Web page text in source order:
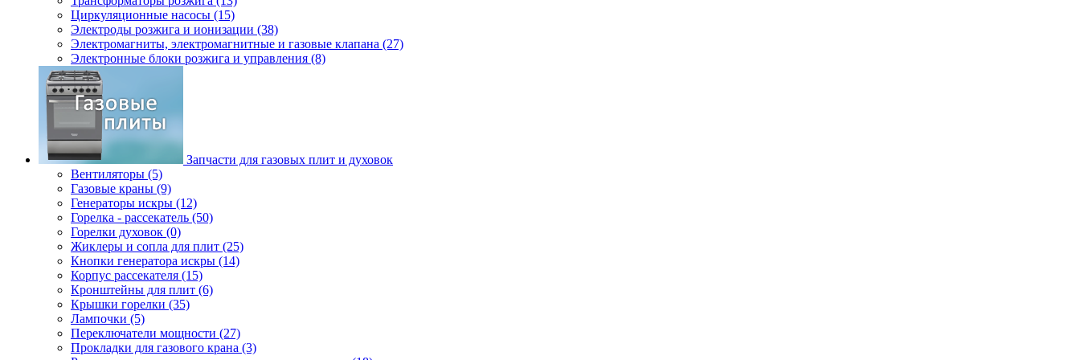
Циркуляционные насосы (15)
Электроды розжига и ионизации (38)
Электромагниты, электромагнитные и газовые клапана (27)
Электронные блоки розжига и управления (8)
Запчасти для газовых плит и духовок
Вентиляторы (5)
Газовые краны (9)
Генераторы искры (12)
Горелка - рассекатель (50)
Горелки духовок (0)
Жиклеры и сопла для плит (25)
Кнопки генератора искры (14)
Корпус рассекателя (15)
Кронштейны для плит (6)
Крышки горелки (35)
Лампочки (5)
Переключатели мощности (27)
Прокладки для газового крана (3)